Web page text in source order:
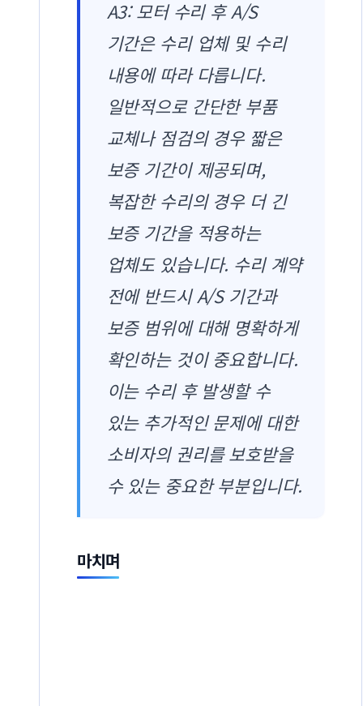
A3: 모터 수리 후 A/S
기간은 수리 업체 및 수리
내용에 따라 다릅니다.
일반적으로 간단한 부품
교체나 점검의 경우 짧은
보증 기간이 제공되며,
복잡한 수리의 경우 더 긴
보증 기간을 적용하는
업체도 있습니다. 수리 계약
전에 반드시 A/S 기간과
보증 범위에 대해 명확하게
확인하는 것이 중요합니다.
이는 수리 후 발생할 수
있는 추가적인 문제에 대한
소비자의 권리를 보호받을
수 있는 중요한 부분입니다.
마치며